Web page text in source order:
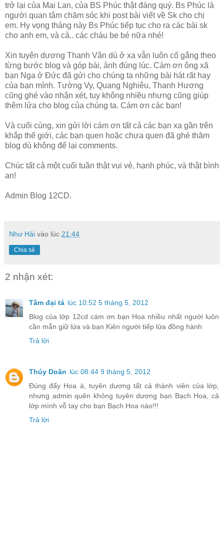
trở lại của Mai Lan, của BS Phúc thật đáng quý. Bs Phúc là
người quan tâm chăm sóc khi post bài viết về Sk cho chị
em. Hy vọng tháng này Bs Phúc tiếp tục cho ra các bài sk
cho anh em, và cả.. các cháu be bé nữa nhé!
Xin tuyên dương Thanh Vân dù ở xa vẫn luôn cố gắng theo
từng bước blog và góp bài, ảnh đúng lúc. Cám ơn ông xã
bạn Nga ở Đức đã gửi cho chúng ta những bài hát rất hay
của bạn mình. Tường Vy, Quang Nghiêu, Thanh Hương
cũng ghé vào nhận xét, tuy không nhiều nhưng cũng giúp
thêm lửa cho blog của chúng ta. Cám ơn các bạn!
Và cuối cùng, xin gửi lời cám ơn tất cả các bạn xa gần trên
khắp thế giới, các bạn quen hoặc chưa quen đã ghé thăm
blog dù không để lại comments.
Chúc tất cả một cuối tuần thật vui vẻ, hạnh phúc, và thật bình
an!
Admin Blog 12CD.
Như Hải vào lúc 21:44
Chia sẻ
2 nhận xét:
Tâm đại tá lúc 10:52 5 tháng 5, 2012
Blog của lớp 12cd cám ơn bạn Hoa nhiều nhất người luôn
cần mẫn giữ lửa và bạn Kiên người tiếp lửa đồng hành
Trả lời
Thúy Doãn lúc 08:44 9 tháng 5, 2012
Đúng đấy Hoa à, tuyên dương tất cả thành viên của lớp,
nhưng admin quên không tuyên dương bạn Bạch Hoa, cả
lớp mình vỗ tay cho bạn Bạch Hoa nào!!!
Trả lời